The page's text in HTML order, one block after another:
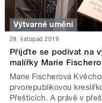
Výtvarné umění
29. listopad 2019
Přijďte se podívat na
malířky Marie
Marie Fischerová
prvorepublikovou
Přešticích. A právě v